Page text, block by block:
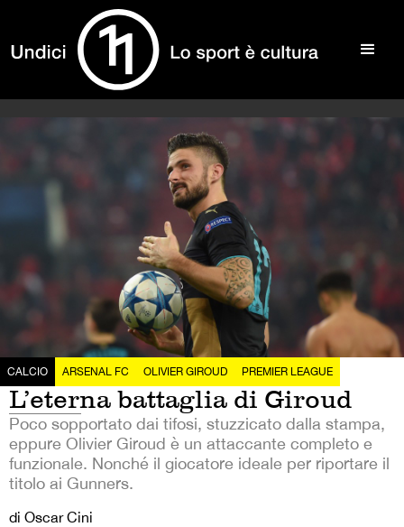
CALCIO ARSENAL FC OLIVIER GIROUD PREMIER LEAGUE
L’eterna battaglia di Giroud
Poco sopportato dai tifosi, stuzzicato dalla stampa,
eppure Olivier Giroud è un attaccante completo e
funzionale. Nonché il giocatore ideale per riportare il
titolo ai Gunners.
di Oscar Cini